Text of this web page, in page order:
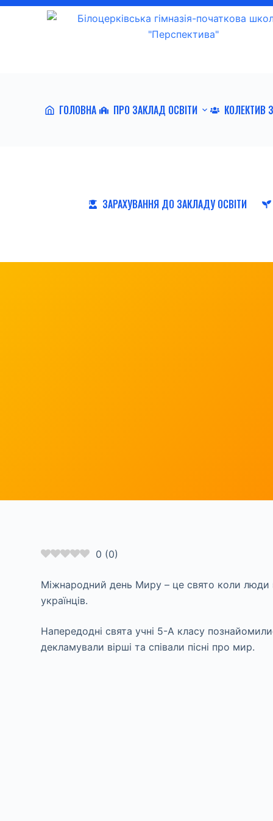
ГОЛОВНА ПРО ЗАКЛАД ОСВІТИ КОЛЕКТИВ
ЗАРАХУВАННЯ ДО ЗАКЛАДУ ОСВІТИ
0 (0)
Міжнародний день Миру – це свято коли люди
українців.
Напередодні свята учні 5-А класу
декламували вірші та співали пісні про мир.